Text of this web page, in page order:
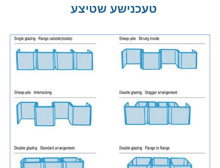
טעכנישע שטיצע